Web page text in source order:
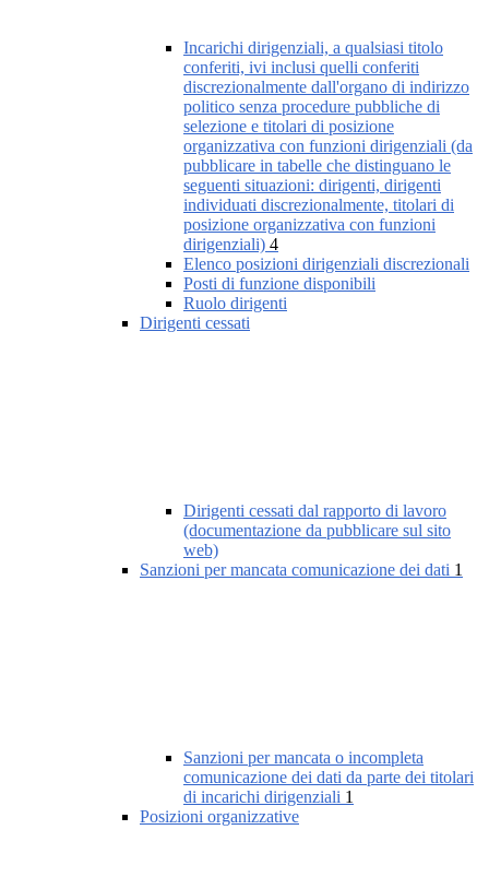
Incarichi dirigenziali, a qualsiasi titolo
conferiti, ivi inclusi quelli conferiti
discrezionalmente dall'organo di indirizzo
politico senza procedure pubbliche di
selezione e titolari di posizione
organizzativa con funzioni dirigenziali (da
pubblicare in tabelle che distinguano le
seguenti situazioni: dirigenti, dirigenti
individuati discrezionalmente, titolari di
posizione organizzativa con funzioni
dirigenziali) 4
Elenco posizioni dirigenziali discrezionali
Posti di funzione disponibili
Ruolo dirigenti
Dirigenti cessati
Dirigenti cessati dal rapporto di lavoro
(documentazione da pubblicare sul sito
web)
Sanzioni per mancata comunicazione dei dati 1
Sanzioni per mancata o incompleta
comunicazione dei dati da parte dei titolari
di incarichi dirigenziali 1
Posizioni organizzative